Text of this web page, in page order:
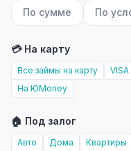
По сумме По
💳 На карту
Все займы на карту VISA
На ЮMoney
🏠 Под залог
Авто Дома Квартиры